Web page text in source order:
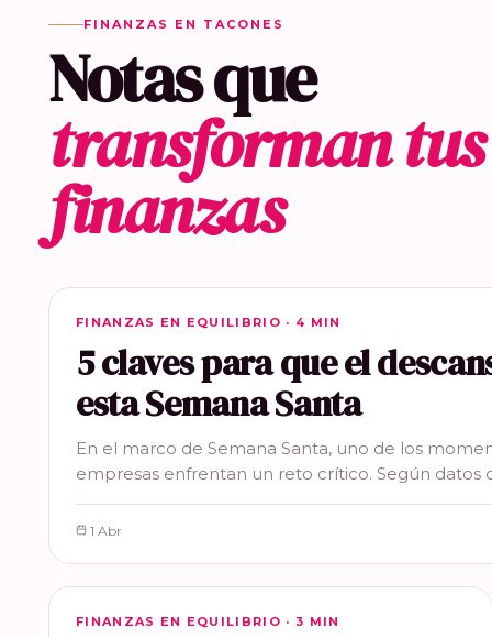
FINANZAS EN TACONES
Notas que
transforman tus
finanzas
FINANZAS EN EQUILIBRIO
FINANZAS EN EQUILIBRIO · 4 MIN
5 claves para que el
esta Semana Santa
En el marco de Semana Santa, uno de los
empresas enfrentan un reto crítico. Según datos
1 Abr
FINANZAS EN EQUILIBRIO
FINANZAS EN EQUILIBRIO · 3 MIN